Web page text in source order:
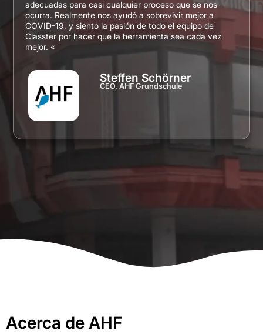
adecuadas para casi cualquier proceso que se nos
ocurra. Realmente nos ayudó a sobrevivir mejor a
COVID-19, y siento la pasión de todo el equipo de
Classter por hacer que la herramienta sea cada vez
mejor. «
Steffen Schörner
CEO, AHF Grundschule
Acerca de AHF